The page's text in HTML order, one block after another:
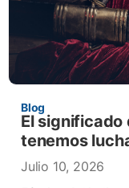
Blog
El significado
tenemos
Julio 10, 2026